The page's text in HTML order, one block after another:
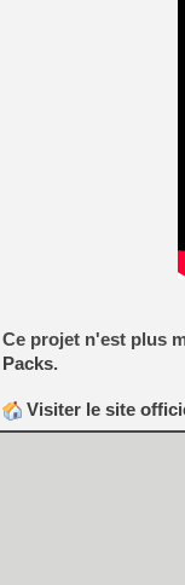
Ce projet n'est plus
Packs.
Visiter le site